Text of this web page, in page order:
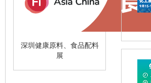
深圳健康原料、食品配料
展